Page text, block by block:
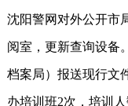
沈阳警网对外公开市
阅室，更新查询设备
档案局）报送现行文
办培训班2次，培训人